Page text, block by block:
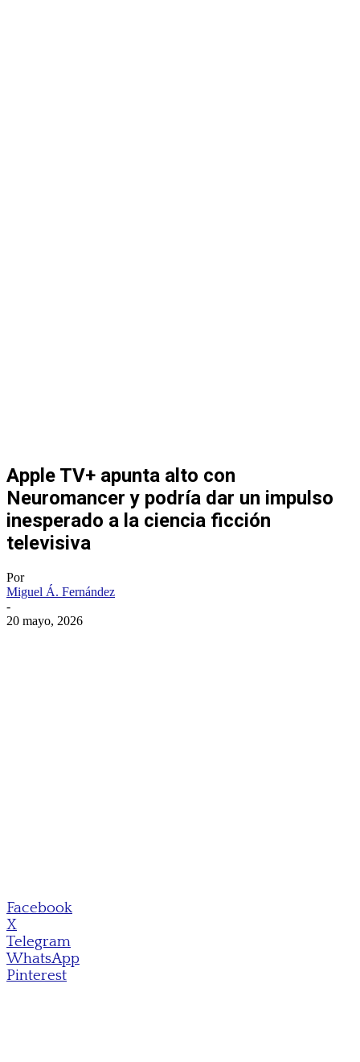
Apple TV+ apunta alto con
Neuromancer y podría dar un impulso
inesperado a la ciencia ficción
televisiva
Por
Miguel Á. Fernández
-
20 mayo, 2026
Facebook
X
Telegram
WhatsApp
Pinterest